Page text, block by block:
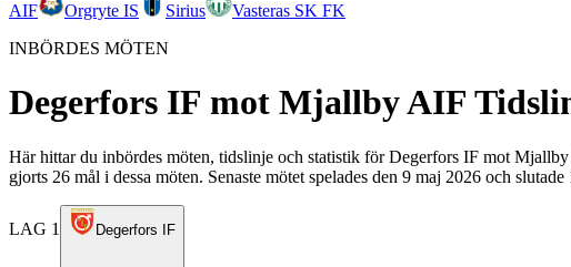
AIF
Orgryte IS Sirius
Vasteras SK FK
INBÖRDES MÖTEN
Degerfors IF mot Mjallby AIF
Här hittar du inbördes möten, tidslinje och statistik för Degerfors IF mot
gjorts 26 mål i dessa möten. Senaste mötet spelades den 9 maj 2026 och slutade
LAG 1 Degerfors IF